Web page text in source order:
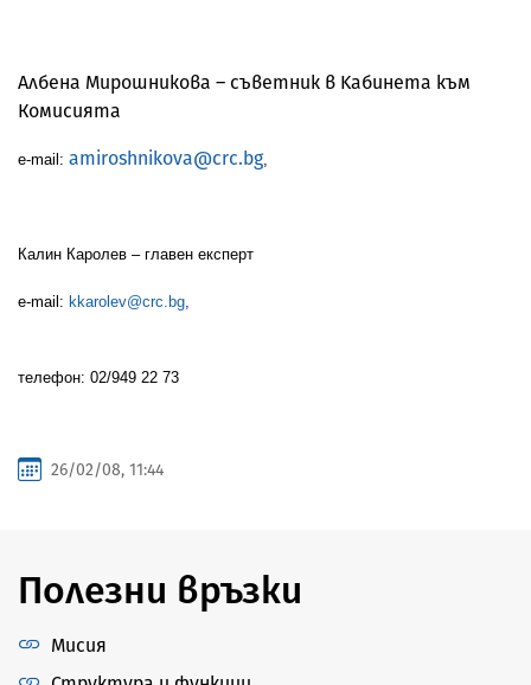
Албена Мирoшникова – съветник в Kабинета към
Комисията
e-mail: amiroshnikova@crc.bg,
Калин Каролев – главен експерт
e-mail: kkarolev@crc.bg,
телефон: 02/949 22 73
26/02/08, 11:44
Полезни връзки
Мисия